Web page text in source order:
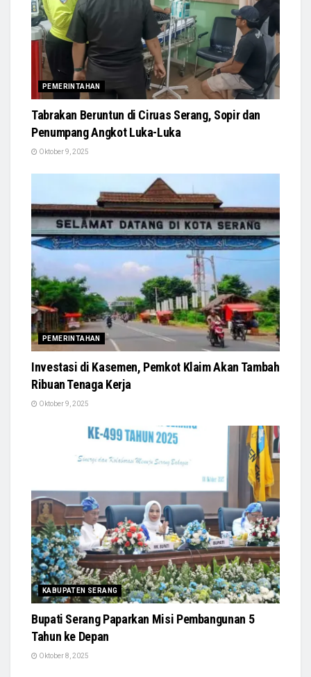
PEMERINTAHAN
Tabrakan Beruntun di Ciruas Serang, Sopir dan
Penumpang Angkot Luka-Luka
Oktober 9, 2025
PEMERINTAHAN
Investasi di Kasemen, Pemkot Klaim Akan Tambah
Ribuan Tenaga Kerja
Oktober 9, 2025
KABUPATEN SERANG
Bupati Serang Paparkan Misi Pembangunan 5
Tahun ke Depan
Oktober 8, 2025